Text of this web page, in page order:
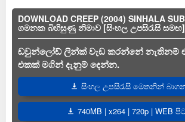
DOWNLOAD CREEP (2004) SINHALA
ගමනක බිහිසුණු නිමාව [සිංහල උපසිරැසි සමඟ]
ඩවුන්ලෝඩ් ලින්ක් වැඩ කරන්නේ නැතිනම්
එකක් මගින් දැනුම් දෙන්න.
සිංහල උපසිරැසි මෙතනින්
740MB | x264 | 720p | WEB